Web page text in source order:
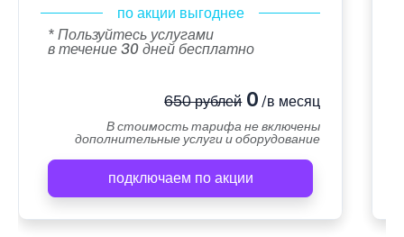
по акции выгоднее
* Пользуйтесь услугами
в течение 30 дней бесплатно
650 рублей0 /в месяц
В стоимость тарифа не включены
дополнительные услуги и оборудование
подключаем по акции